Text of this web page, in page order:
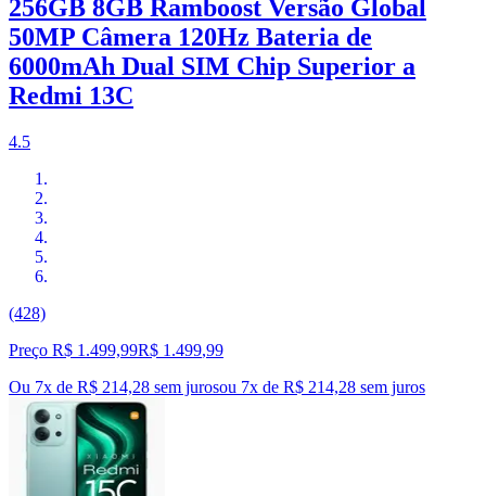
256GB 8GB Ramboost Versão Global
50MP Câmera 120Hz Bateria de
6000mAh Dual SIM Chip Superior a
Redmi 13C
4.5
(428)
Preço R$ 1.499,99R$ 1.499,99
Ou 7x de R$ 214,28 sem jurosou 7x de R$ 214,28 sem juros